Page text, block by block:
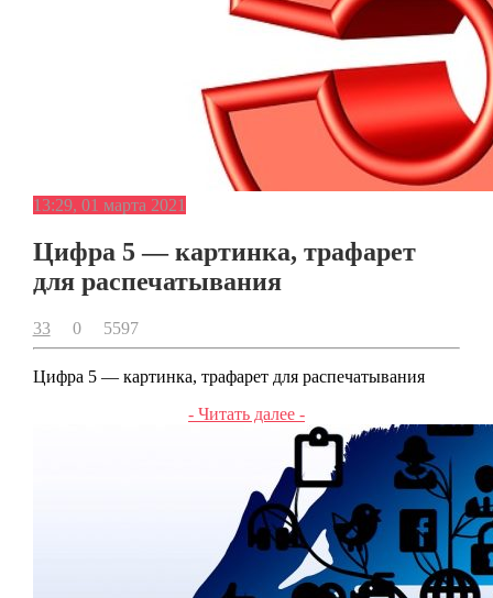
13:29, 01 марта 2021
Цифра 5 — картинка, трафарет
для распечатывания
33 0 5597
Цифра 5 — картинка, трафарет для распечатывания
- Читать далее -